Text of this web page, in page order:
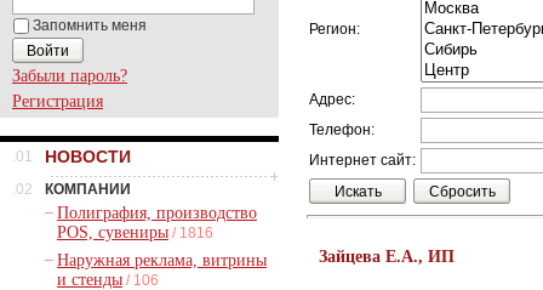
Запомнить меня
Забыли пароль?
Регистрация
.01 НОВОСТИ
.02
КОМПАНИИ
– Полиграфия, производство
POS, сувениры / 1816
– Наружная реклама, витрины
и стенды / 106
Регион:
Адрес:
Телефон:
Интернет сайт:
Зайцева Е.А., ИП